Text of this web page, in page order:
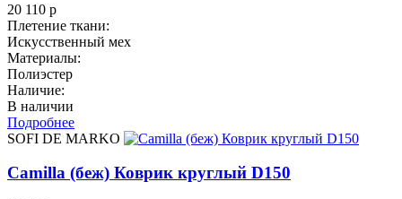
20 110 р
Плетение ткани:
Искусственный мех
Материалы:
Полиэстер
Наличие:
В наличии
Подробнее
SOFI DE MARKO
Camilla (беж) Коврик круглый D150